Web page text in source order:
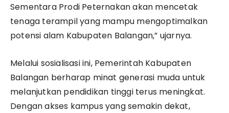
Sementara Prodi Peternakan akan mencetak
tenaga terampil yang mampu mengoptimalkan
potensi alam Kabupaten Balangan,” ujarnya.
Melalui sosialisasi ini, Pemerintah Kabupaten
Balangan berharap minat generasi muda untuk
melanjutkan pendidikan tinggi terus meningkat.
Dengan akses kampus yang semakin dekat,